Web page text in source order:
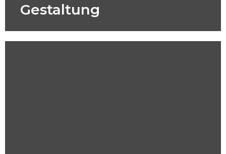
Gestaltung